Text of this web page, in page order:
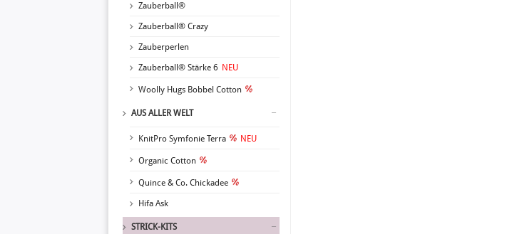
Zauberball®
Zauberball® Crazy
Zauberperlen
Zauberball® Stärke 6 NEU
Woolly Hugs Bobbel Cotton
AUS ALLER WELT
KnitPro Symfonie Terra NEU
Organic Cotton
Quince & Co. Chickadee
Hifa Ask
STRICK-KITS